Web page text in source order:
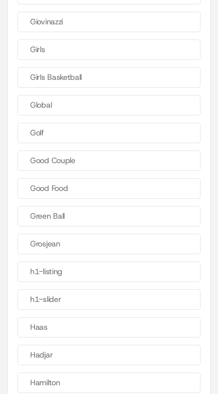
Giovinazzi
Girls
Girls Basketball
Global
Golf
Good Couple
Good Food
Green Ball
Grosjean
h1-listing
h1-slider
Haas
Hadjar
Hamilton